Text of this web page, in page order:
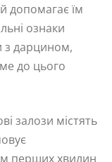
допомагає їм
ознаки
з дарцином,
до цього
залози містять
перших хвилин